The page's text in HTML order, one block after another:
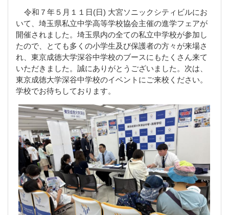
令和７年５月１１日(日) 大宮ソニックシティビルにお
いて、埼玉県私立中学高等学校協会主催の進学フェアが
開催されました。埼玉県内の全ての私立中学校が参加し
たので、とても多くの小学生及び保護者の方々が来場さ
れ、東京成徳大学深谷中学校のブースにもたくさん来て
いただきました。誠にありがとうございました。次は、
東京成徳大学深谷中学校のイベントにご来校ください。
学校でお待ちしております。